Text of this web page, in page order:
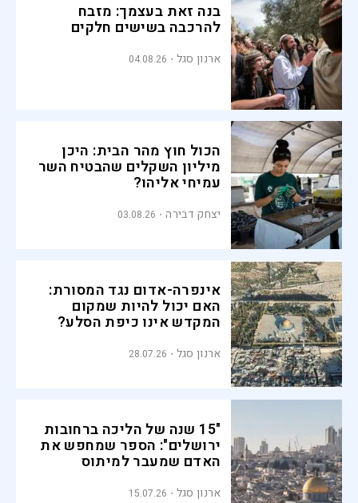
בנה זאת בעצמך: מזבח
להרכבה בשישים חלקים
ארנון סגל 04.08.26
הכול חוץ מהר הבית: היכן
מיליון השקלים שהבטיח השר
עמיחי אליהו?
יצחק דבירה 03.08.26
אינפרה-אדום נגד המסורת:
האם יכול להיות שמקום
המקדש אינו כיפת הסלע?
ארנון סגל 28.07.26
"15 שנה של הליכה ברחובות
ירושלים": הספר שמחפש את
האדם שמעבר למיתוס
ארנון סגל 15.07.26